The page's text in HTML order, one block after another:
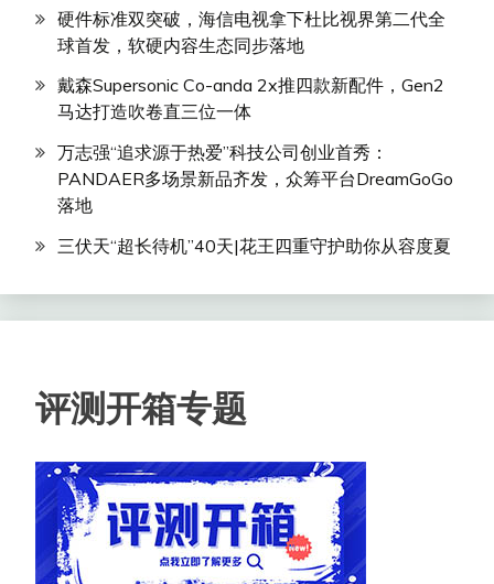
硬件标准双突破，海信电视拿下杜比视界第二代全
球首发，软硬内容生态同步落地
戴森Supersonic Co-anda 2x推四款新配件，Gen2
马达打造吹卷直三位一体
万志强“追求源于热爱”科技公司创业首秀：
PANDAER多场景新品齐发，众筹平台DreamGoGo
落地
三伏天“超长待机”40天|花王四重守护助你从容度夏
评测开箱专题